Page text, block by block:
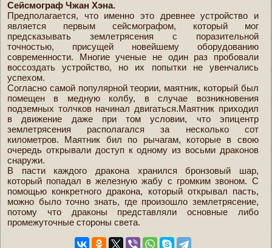
Сейсмограф Чжан Хэна.
Предполагается, что именно это древнее устройство и
является первым сейсмографом, который мог
предсказывать землетрясения с поразительной
точностью, присущей новейшему оборудованию
современности. Многие ученые не один раз пробовали
воссоздать устройство, но их попытки не увенчались
успехом.
Согласно самой популярной теории, маятник, который был
помещен в медную колбу, в случае возникновения
подземных толчков начинал двигаться.Маятник приходил
в движение даже при том условии, что эпицентр
землетрясения располагался за несколько сот
километров. Маятник бил по рычагам, которые в свою
очередь открывали доступ к одному из восьми драконов
снаружи.
В пасти каждого дракона хранился бронзовый шар,
который попадал в железную жабу с громким звоном. С
помощью конкретного дракона, который открывал пасть,
можно было точно знать, где произошло землетрясение,
потому что драконы представляли основные либо
промежуточные стороны света.